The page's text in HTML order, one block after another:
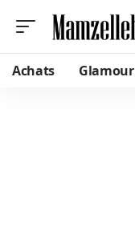
Achats Glamour